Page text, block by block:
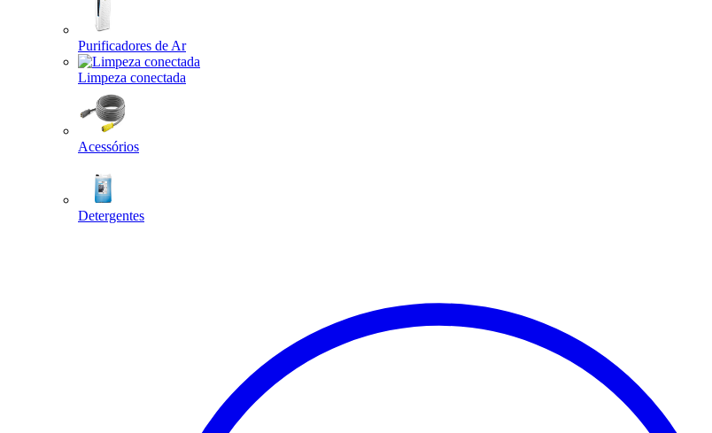
Purificadores de Ar
Limpeza conectada
Acessórios
Detergentes